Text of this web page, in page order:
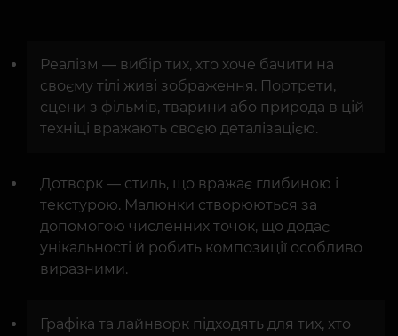
Реалізм — вибір тих, хто хоче бачити на
своєму тілі живі зображення. Портрети,
сцени з фільмів, тварини або природа в цій
техніці вражають своєю деталізацією.
Дотворк — стиль, що вражає глибиною і
текстурою. Малюнки створюються за
допомогою численних точок, що додає
унікальності й робить композиції особливо
виразними.
Графіка та лайнворк підходять для тих, хто